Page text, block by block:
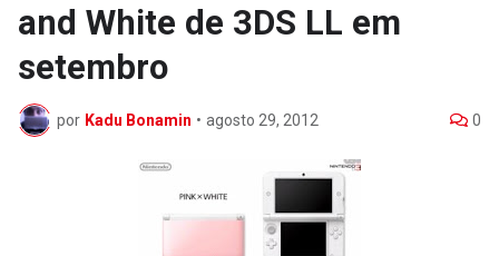
and White de 3DS LL em
setembro
por Kadu Bonamin • agosto 29, 2012 0